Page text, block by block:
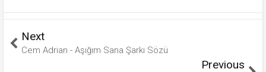
Next
Cem Adrian - Aşığım Sana Şarkı Sözü
Previous